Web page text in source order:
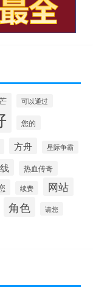
可以通过
您的
方舟 星际争霸
热血传奇
续费 网站
角色 请您